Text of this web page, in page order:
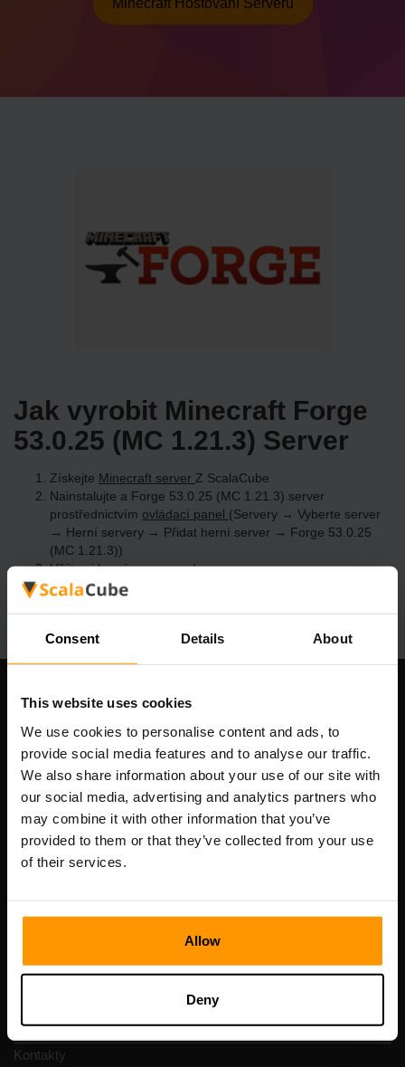
Consent Details About
This website uses cookies
We use cookies to personalise content and ads, to
provide social media features and to analyse our traffic.
We also share information about your use of our site with
our social media, advertising and analytics partners who
may combine it with other information that you’ve
provided to them or that they’ve collected from your use
of their services.
Allow
Deny
Minecraft Hostování Serveru
Jak vyrobit Minecraft Forge
53.0.25 (MC 1.21.3) Server
Získejte Minecraft server Z ScalaCube
Nainstalujte a Forge 53.0.25 (MC 1.21.3) server
prostřednictvím ovládací panel (Servery → Vyberte server
→ Herní servery → Přidat herní server → Forge 53.0.25
(MC 1.21.3))
Užijte si hraní na serveru!
Naše společnost
Scalable Hosting Solutions OÜ
DIČ: EE102133820
Adresa: Harju maakond, Tallinn, Kesklinna linnaosa,
Vesivärava tn 50-201, 10152
Navigace
Recenze
Kontakty